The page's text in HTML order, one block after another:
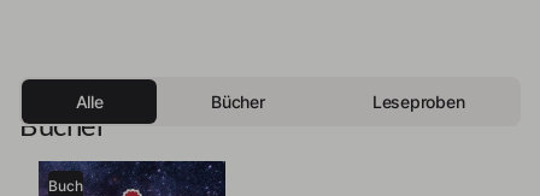
Alle Bücher Leseproben
Bücher
Buch